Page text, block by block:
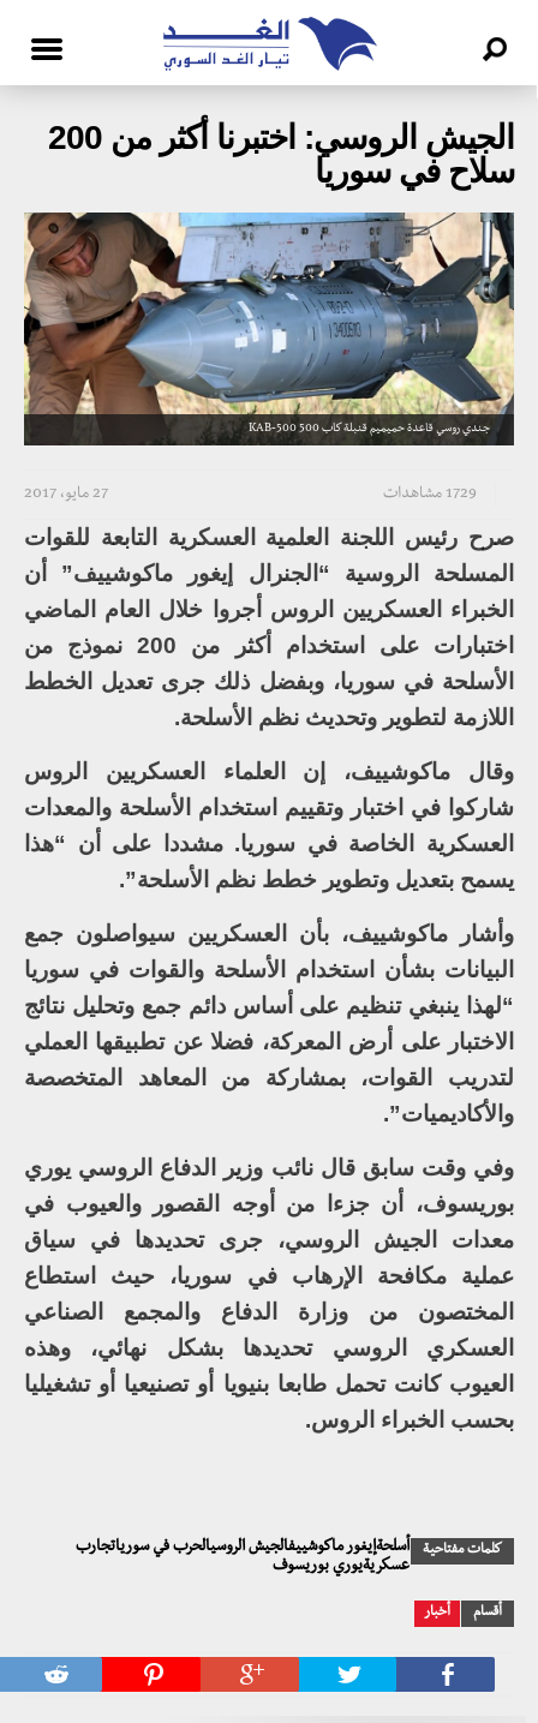
الجيش الروسي: اختبرنا أكثر من 200
سلاح في سوريا
جندي روسي قاعدة حميميم قنبلة كاب 500 KAB-500
27 مايو، 2017 1729 مشاهدات
صرح رئيس اللجنة العلمية العسكرية التابعة للقوات
المسلحة الروسية “الجنرال إيغور ماكوشييف” أن
الخبراء العسكريين الروس أجروا خلال العام الماضي
اختبارات على استخدام أكثر من 200 نموذج من
الأسلحة في سوريا، وبفضل ذلك جرى تعديل الخطط
اللازمة لتطوير وتحديث نظم الأسلحة.
وقال ماكوشييف، إن العلماء العسكريين الروس
شاركوا في اختبار وتقييم استخدام الأسلحة والمعدات
العسكرية الخاصة في سوريا. مشددا على أن “هذا
يسمح بتعديل وتطوير خطط نظم الأسلحة”.
وأشار ماكوشييف، بأن العسكريين سيواصلون جمع
البيانات بشأن استخدام الأسلحة والقوات في سوريا
“لهذا ينبغي تنظيم على أساس دائم جمع وتحليل نتائج
الاختبار على أرض المعركة، فضلا عن تطبيقها العملي
لتدريب القوات، بمشاركة من المعاهد المتخصصة
والأكاديميات”.
وفي وقت سابق قال نائب وزير الدفاع الروسي يوري
بوريسوف، أن جزءا من أوجه القصور والعيوب في
معدات الجيش الروسي، جرى تحديدها في سياق
عملية مكافحة الإرهاب في سوريا، حيث استطاع
المختصون من وزارة الدفاع والمجمع الصناعي
العسكري الروسي تحديدها بشكل نهائي، وهذه
العيوب كانت تحمل طابعا بنيويا أو تصنيعيا أو تشغيليا
بحسب الخبراء الروس.
كلمات مفتاحية
أسلحةإيغور ماكوشييفالجيش الروسيالحرب في سورياتجارب
عسكريةيوري بوريسوف
أقسام أخبار